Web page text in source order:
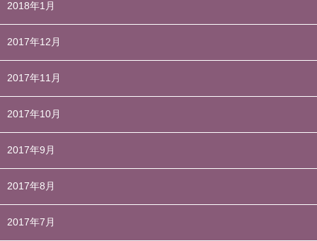
2018年1月
2017年12月
2017年11月
2017年10月
2017年9月
2017年8月
2017年7月